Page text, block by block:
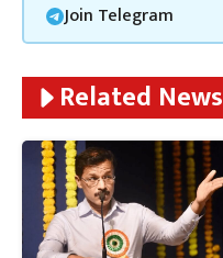
Join Telegram
Related News